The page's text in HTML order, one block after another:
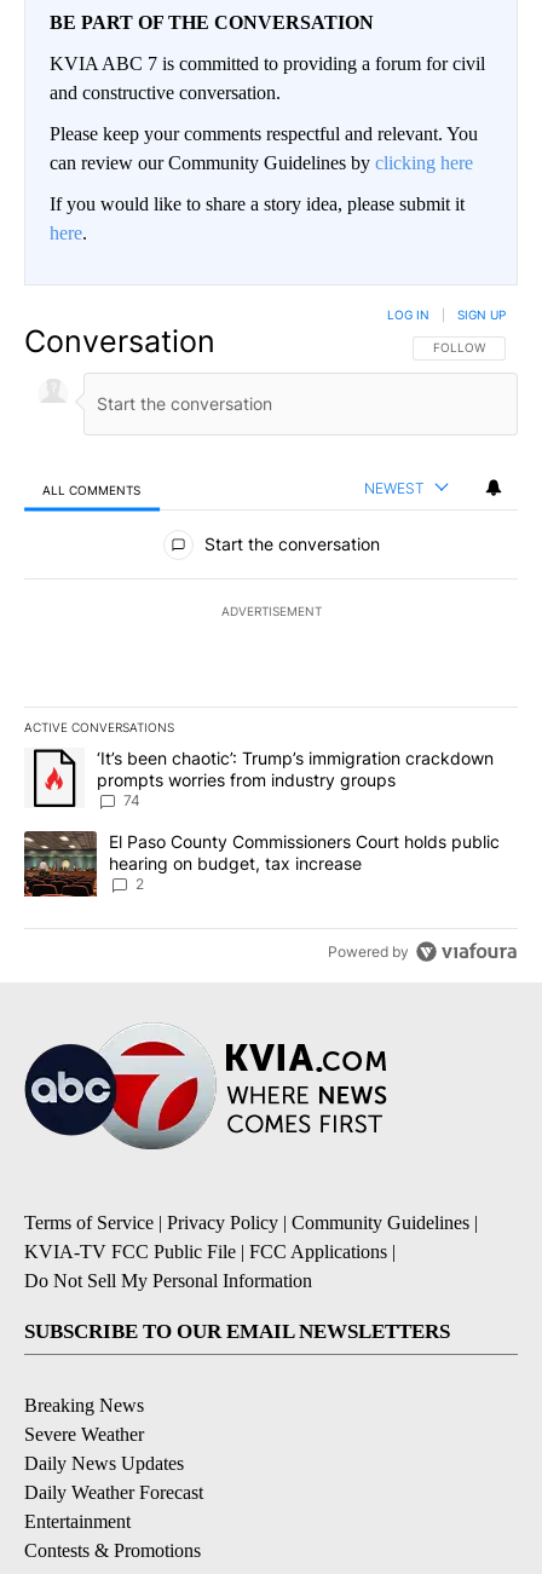
BE PART OF THE CONVERSATION
KVIA ABC 7 is committed to providing a forum for civil
and constructive conversation.
Please keep your comments respectful and relevant. You
can review our Community Guidelines by clicking here
If you would like to share a story idea, please submit it
here.
Conversation FOLLOW THIS
FOLLOW
LOG IN SIGN UP
ALL COMMENTS NEWEST
All Comments
Start the conversation
ADVERTISEMENT
ACTIVE CONVERSATIONS
The following is a list of the most commented articles in the last
A trending article titled "‘It’s been chaotic’: Trump’s
‘It’s been chaotic’: Trump’s immigration crackdown
prompts worries from industry groups
74
A trending article titled "El Paso County Commissioners Court
El Paso County Commissioners Court holds public
hearing on budget, tax increase
2
Powered by
Terms of Service | Privacy Policy | Community Guidelines |
KVIA-TV FCC Public File | FCC Applications |
Do Not Sell My Personal Information
SUBSCRIBE TO OUR EMAIL NEWSLETTERS
Breaking News
Severe Weather
Daily News Updates
Daily Weather Forecast
Entertainment
Contests & Promotions